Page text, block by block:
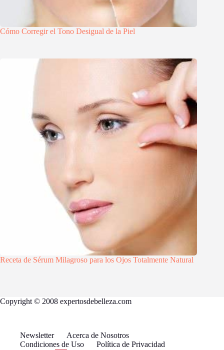
Cómo Corregir el Tono Desigual de la Piel
Receta de Sérum Milagroso para los Ojos Totalmente Natural
Copyright © 2008 expertosdebelleza.com
Newsletter
Acerca de Nosotros
Condiciones de Uso
Política de Privacidad